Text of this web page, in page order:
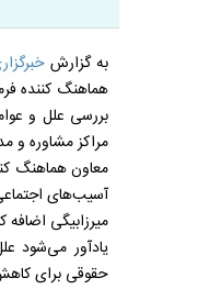
به گزارش
هماهنگ کننده
مراکز مشاوره و مددکاری
معاون هماهنگ
آسیب‌های
میرزابیگی اضافه کرد: در حال حاضر ۱۵ مرکز
یادآور می‌شود
حقوقی برای